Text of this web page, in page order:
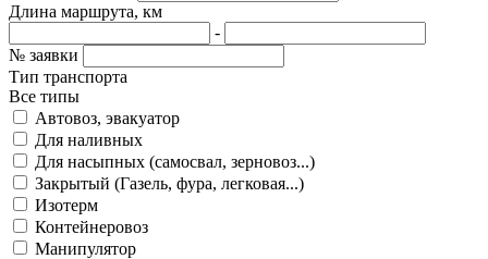
Длина маршрута, км
-
№ заявки
Тип транспорта
Все типы
Автовоз, эвакуатор
Для наливных
Для насыпных (самосвал, зерновоз...)
Закрытый (Газель, фура, легковая...)
Изотерм
Контейнеровоз
Манипулятор